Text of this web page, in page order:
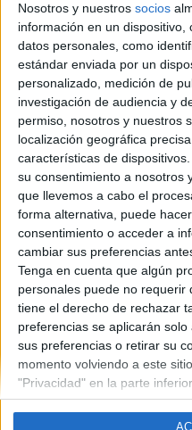
Nosotros y nuestros socios
información en un
datos personales, como
estándar enviada por un
personalizado, medición de
investigación de audiencia y
permiso, nosotros y nuestros
localización geográfica
características de
su consentimiento a nosotros
que llevemos a cabo el
forma alternativa, puede
consentimiento o acceder a
cambiar sus preferencias
Tenga en cuenta que algún
personales puede no requerir
tiene el derecho de rechazar
preferencias se aplicarán
sus preferencias o retirar su
momento volviendo a este
"Privacidad" en la parte
Comunidad:
Aragón
Año del examen:
2013
Mes de examen:
Junio
Asignatura:
Electrotecnia
Fichero Examen:
examen-selectividad-
Quiénes somos|
Aviso legal|Politica de
de
© 2003-2026Compás
Madrid [ESPAÑA]